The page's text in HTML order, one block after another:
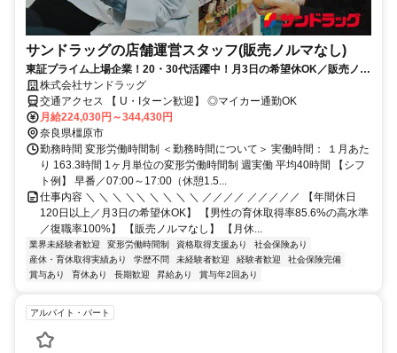
サンドラッグの店舗運営スタッフ(販売ノルマなし)
東証プライム上場企業！20・30代活躍中！月3日の希望休OK／販売ノル
マなし／年収例32歳SV816万円／販促企画～商品管理など店舗運営がメ
インの仕事
株式会社サンドラッグ
交通アクセス 【 U・Iターン歓迎】 ◎マイカー通勤OK
月給224,030円～344,430円
奈良県橿原市
勤務時間 変形労働時間制 ＜勤務時間について＞ 実働時間： １月あた
り 163.3時間 1ヶ月単位の変形労働時間制 週実働 平均40時間 【シフ
ト例】 早番／07:00～17:00（休憩1.5...
仕事内容 ＼ ＼ ＼ ＼＼ ＼ ＼ ＼ ＼ ／／／／ ／／／／／ 【年間休日
120日以上／月3日の希望休OK】 【男性の育休取得率85.6%の高水準
／復職率100%】 【販売ノルマなし】 【月休...
業界未経験者歓迎 変形労働時間制 資格取得支援あり
社会保険あり
産休・育休取得実績あり
学歴不問 未経験者歓迎 経験者歓迎
社会保険完備
賞与あり
育休あり 長期歓迎 昇給あり 賞与年2回あり
アルバイト・パート